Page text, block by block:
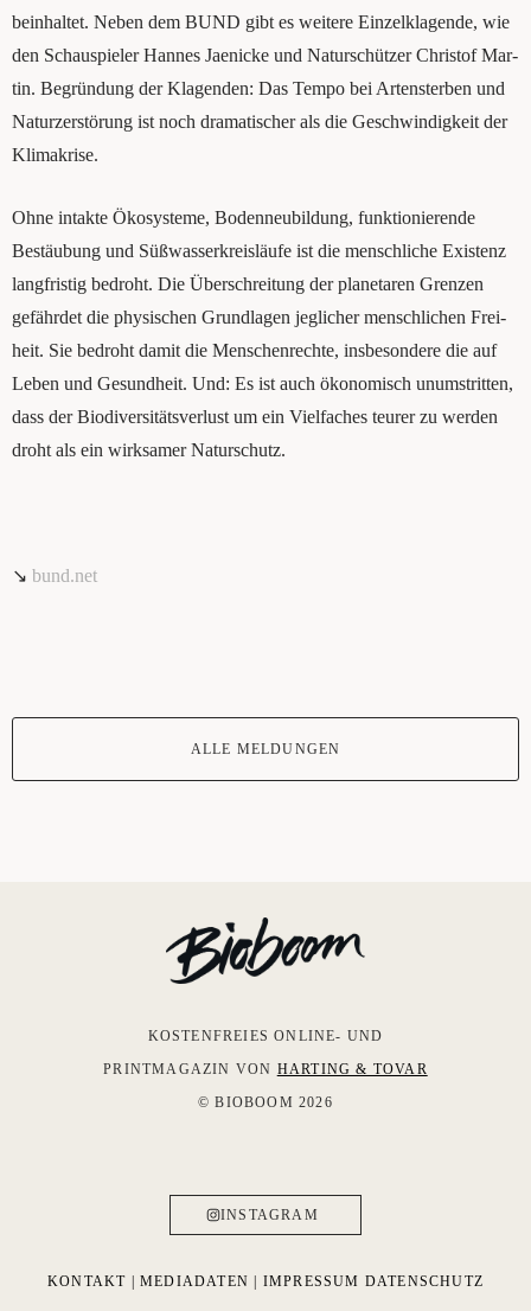
beinhal­tet. Neben dem BUND gibt es wei­te­re Ein­zel­kla­gen­de, wie
den Schau­spie­ler Han­nes Jae­ni­cke und Natur­schüt­zer Chris­tof Mar­
tin. Begrün­dung der Kla­gen­den: Das Tem­po bei Arten­ster­ben und
Natur­zer­stö­rung ist noch dra­ma­ti­scher als die Geschwin­dig­keit der
Kli­ma­kri­se.
Ohne intak­te Öko­sys­te­me, Boden­neu­bil­dung, funk­tio­nie­ren­de
Bestäu­bung und Süß­was­ser­kreis­läu­fe ist die mensch­li­che Exis­tenz
lang­fris­tig bedroht. Die Über­schrei­tung der pla­ne­ta­ren Gren­zen
gefähr­det die phy­si­schen Grund­la­gen jeg­li­cher mensch­li­chen Frei­
heit. Sie bedroht damit die Men­schen­rech­te, ins­be­son­de­re die auf
Leben und Gesund­heit. Und: Es ist auch öko­no­misch unum­strit­ten,
dass der Bio­di­ver­si­täts­ver­lust um ein Viel­fa­ches teu­rer zu wer­den
droht als ein wirk­sa­mer Naturschutz.
↘ bund.net
ALLE MELDUNGEN
KOSTENFREIES ONLINE- UND
PRINTMAGAZIN VON HARTING & TOVAR
© BIOBOOM 2026
INSTAGRAM
KONTAKT |MEDIADATEN | IMPRESSUM DATENSCHUTZ